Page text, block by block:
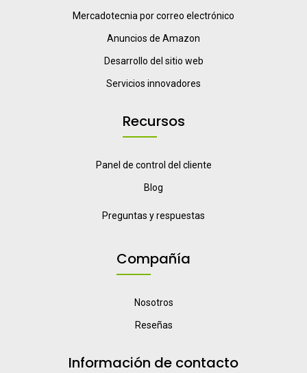
Mercadotecnia por correo electrónico
Anuncios de Amazon
Desarrollo del sitio web
Servicios innovadores
Recursos
Panel de control del cliente
Blog
Preguntas y respuestas
Compañía
Nosotros
Reseñas
Información de contacto